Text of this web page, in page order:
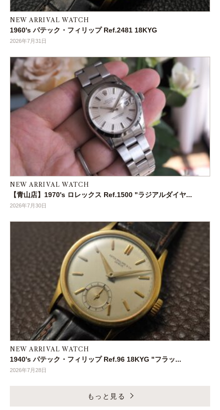
NEW ARRIVAL WATCH
1960's パテック・フィリップ Ref.2481 18KYG
2026年7月31日
NEW ARRIVAL WATCH
【青山店】1970's ロレックス Ref.1500 "ラジアルダイヤ...
2026年7月30日
NEW ARRIVAL WATCH
1940's パテック・フィリップ Ref.96 18KYG "フラッ...
2026年7月28日
もっと見る